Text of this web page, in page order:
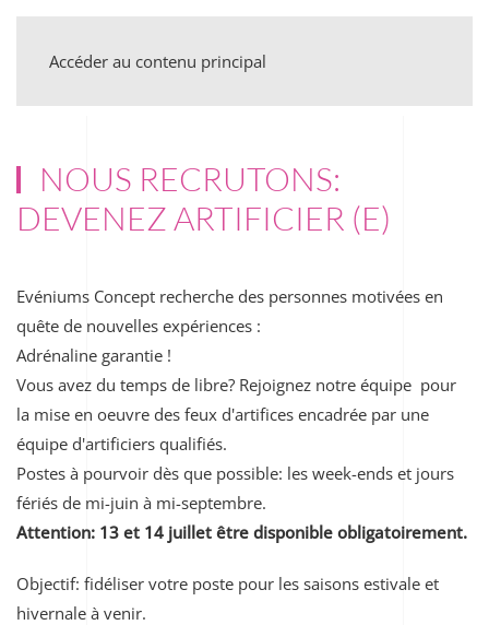
Accéder au contenu principal
NOUS RECRUTONS:
DEVENEZ ARTIFICIER (E)
Evéniums Concept recherche des personnes motivées en
quête de nouvelles expériences :
Adrénaline garantie !
Vous avez du temps de libre? Rejoignez notre équipe pour
la mise en oeuvre des feux d'artifices encadrée par une
équipe d'artificiers qualifiés.
Postes à pourvoir dès que possible: les week-ends et jours
fériés de mi-juin à mi-septembre.
Attention: 13 et 14 juillet être disponible obligatoirement.
Objectif: fidéliser votre poste pour les saisons estivale et
hivernale à venir.